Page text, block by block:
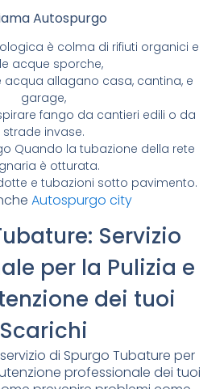
Autospurgo
è colma di rifiuti organici e
acque sporche,
allagano casa, cantina, e
garage,
fango da cantieri edili o da
strade invase.
Quando la tubazione della rete
è otturata.
e tubazioni sotto pavimento.
Autospurgo city
Servizio
per la Pulizia e
dei tuoi
Scarichi
di Spurgo Tubature per
professionale dei tuoi